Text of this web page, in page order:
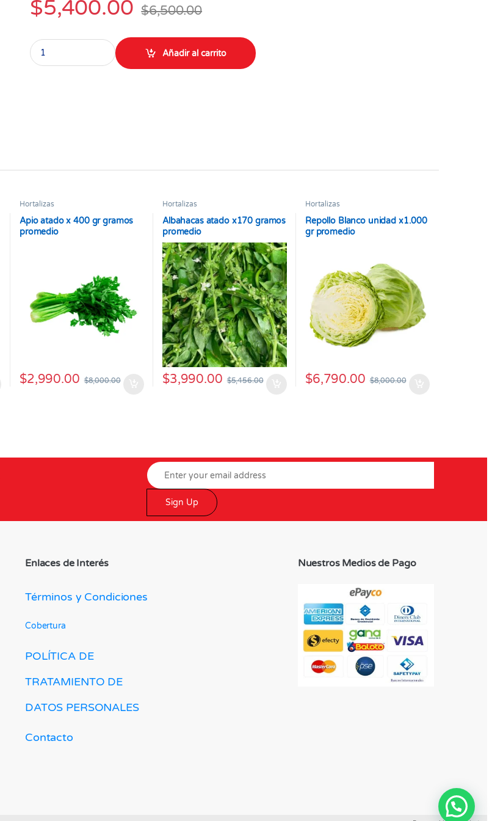
$5,400.00 $6,500.00
Lechuga Batavia unidad x400 a 500 gramos quantity
Añadir al carrito
Hortalizas
Apio atado x 400 gr gramos
promedio
$2,990.00 $8,000.00
Hortalizas
Albahacas atado x170 gramos
promedio
$3,990.00 $5,456.00
Hortalizas
Repollo Blanco unidad x1.000
gr promedio
$6,790.00 $8,000.00
Sign Up
Enlaces de Interés
Términos y Condiciones
Cobertura
POLÍTICA DE
TRATAMIENTO DE
DATOS PERSONALES
Contacto
Nuestros Medios de Pago